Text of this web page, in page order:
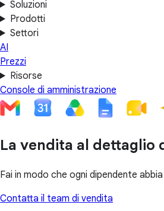
Soluzioni
Prodotti
Settori
AI
Prezzi
Risorse
Console di amministrazione
La vendita al dettaglio
Fai in modo che ogni dipendente
Contatta il team di vendita